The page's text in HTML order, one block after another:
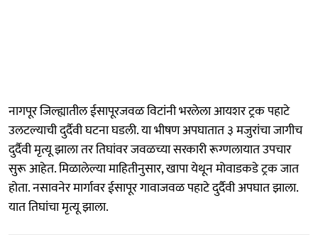
नागपूर जिल्ह्यातील ईसापूरजवळ विटांनी भरलेला आयशर ट्रक पहाटे
उलटल्याची दुर्दैवी घटना घडली. या भीषण अपघातात ३ मजुरांचा जागीच
दुर्दैवी मृत्यू झाला तर तिघांवर जवळच्या सरकारी रूग्णलायात उपचार
सुरू आहेत. मिळालेल्या माहितीनुसार, खापा येथून मोवाडकडे ट्रक जात
होता. नसावनेर मार्गावर ईसापूर गावाजवळ पहाटे दुर्दैवी अपघात झाला.
यात तिघांचा मृत्यू झाला.